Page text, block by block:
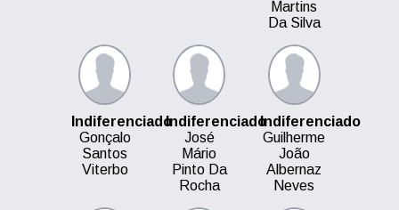
Martins
Da Silva
Indiferenciado
Gonçalo
Santos
Viterbo
Indiferenciado
José
Mário
Pinto Da
Rocha
Indiferenciado
Guilherme
João
Albernaz
Neves